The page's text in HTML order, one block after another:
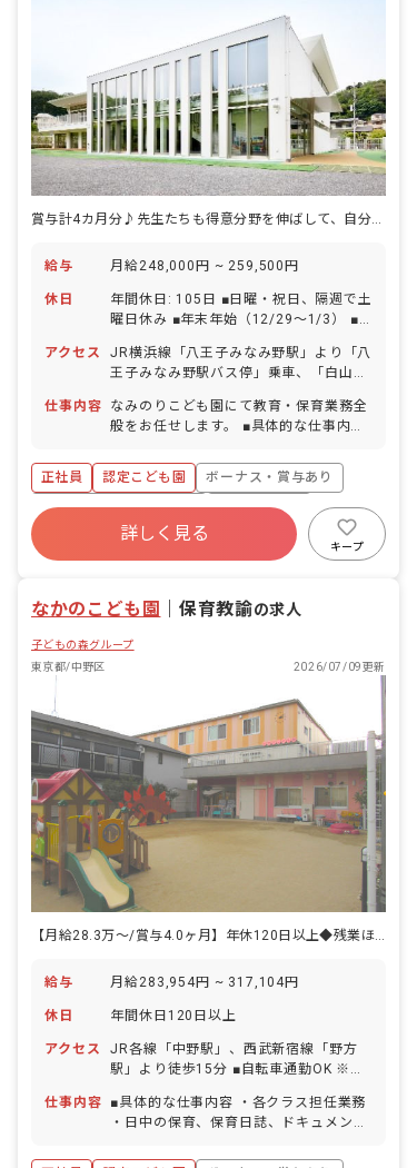
賞与計4カ月分♪先生たちも得意分野を伸ばして、自分らしく過ごせるこども園
給与 月給248,000円 ~ 259,500円
休日
年間休日: 105日 ■日曜・祝日、隔週で土
曜日休み ■年末年始（12/29〜1/3） ■
（勤務開始と同時に付与） ■特別休暇
（慶長休暇等）
アクセス
JR横浜線「八王子みなみ野駅」より「八
王子みなみ野駅バス停」乗車、「白山神
沢駅」より車で10分 京王線「北野駅」
より「北野駅バス停」乗車、「白山神社
イク、自転車通勤可（有料駐車場利用は
相談可能）
仕事内容
なみのりこども園にて教育・保育業務全
般をお任せします。 ■具体的な仕事内容
ラス運営（先輩職員がサポートします）
・キャリアアップ研修の受講 ・行事等の
運営 ・環境整備 ・アプリでの書類作
成：出席簿、連絡手帳、保育日誌、月案
正社員 認定こども園
ボーナス・賞与あり
寮・住宅・家賃補助あり
社会保険完備
福利厚生充実
退職金制度
詳しく見る
キープ
なかのこども園 ｜保育教諭の求人
子どもの森グループ
東京都/中野区
2026/07/09更新
【月給28.3万〜/賞与4.0ヶ月】年休120日以上◆残業ほぼなしの好環境
給与 月給283,954円 ~ 317,104円
休日 年間休日120日以上
アクセス
JR各線「中野駅」、西武新宿線「野方
駅」より徒歩15分 ■自転車通勤OK ※閑
距離に公園もあります。
仕事内容
■具体的な仕事内容 ・各クラス担任業務
・日中の保育、保育日誌、ドキュメンテ
ど ・保育計画の作成（年案、月案、週